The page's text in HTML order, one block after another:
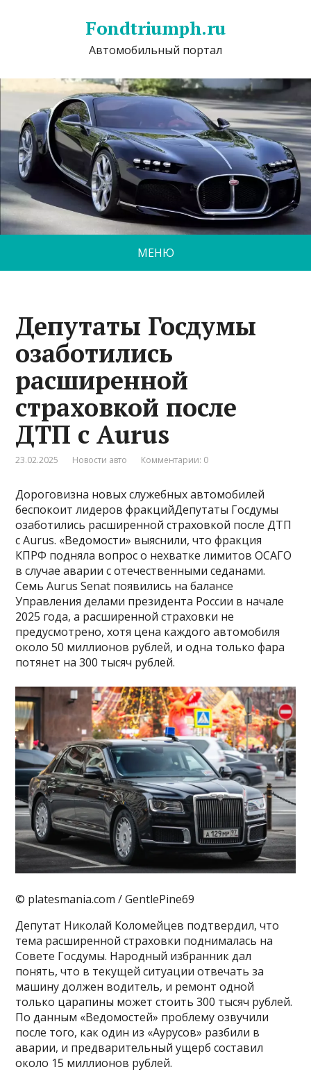
Fondtriumph.ru
Автомобильный портал
МЕНЮ
Депутаты Госдумы
озаботились
расширенной
страховкой после
ДТП с Aurus
23.02.2025 Новости авто Комментарии: 0
Дороговизна новых служебных автомобилей
беспокоит лидеров фракцийДепутаты Госдумы
озаботились расширенной страховкой после ДТП
с Aurus. «Ведомости» выяснили, что фракция
КПРФ подняла вопрос о нехватке лимитов ОСАГО
в случае аварии с отечественными седанами.
Семь Aurus Senat появились на балансе
Управления делами президента России в начале
2025 года, а расширенной страховки не
предусмотрено, хотя цена каждого автомобиля
около 50 миллионов рублей, и одна только фара
потянет на 300 тысяч рублей.
© platesmania.com / GentlePine69
Депутат Николай Коломейцев подтвердил, что
тема расширенной страховки поднималась на
Совете Госдумы. Народный избранник дал
понять, что в текущей ситуации отвечать за
машину должен водитель, и ремонт одной
только царапины может стоить 300 тысяч рублей.
По данным «Ведомостей» проблему озвучили
после того, как один из «Аурусов» разбили в
аварии, и предварительный ущерб составил
около 15 миллионов рублей.